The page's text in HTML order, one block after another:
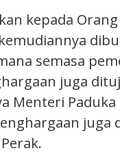
kepada
semasa
juga
Menteri Paduka
nghargaan juga